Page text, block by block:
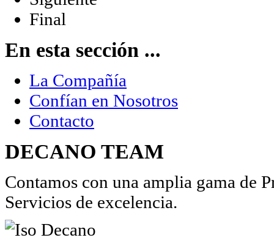
Final
En esta sección ...
La Compañía
Confían en Nosotros
Contacto
DECANO TEAM
Contamos con una amplia gama de
Servicios de excelencia.